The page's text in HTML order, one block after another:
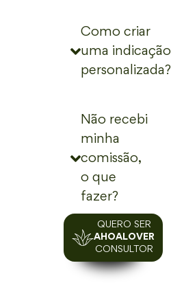
Como criar
uma indicação
personalizada?
Não recebi
minha
comissão,
o que
fazer?
QUERO SER
AHOALOVER
CONSULTOR